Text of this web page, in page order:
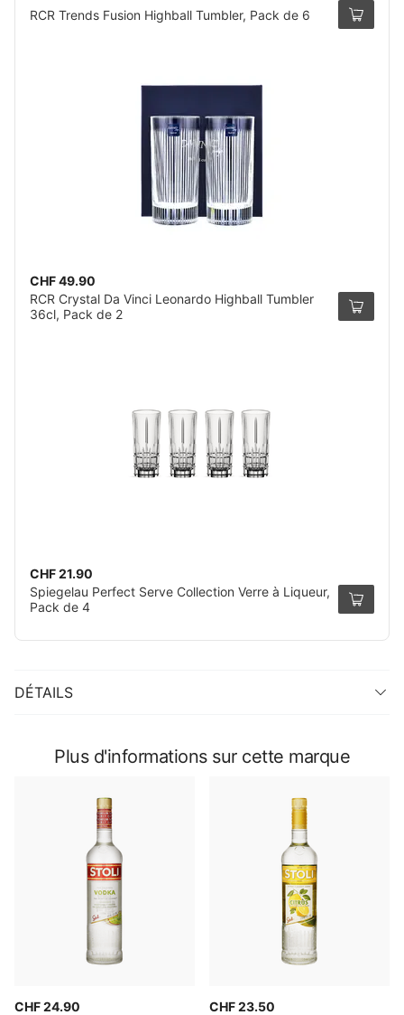
RCR Trends Fusion Highball Tumbler, Pack de 6
CHF 49.90
RCR Crystal Da Vinci Leonardo Highball Tumbler
36cl, Pack de 2
CHF 21.90
Spiegelau Perfect Serve Collection Verre à Liqueur,
Pack de 4
DÉTAILS
Plus d'informations sur cette marque
CHF 24.90
CHF 23.50